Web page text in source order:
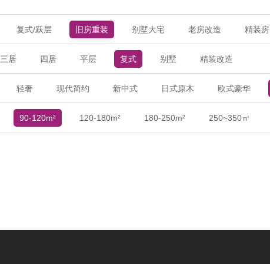
复式/跃层 旧房重装 别墅大宅 老房改造 精装房
三居 四居 平层 复式 别墅 精装改造
轻奢 现代简约 新中式 日式原木 欧式豪华
90-120m² 120-180m² 180-250m² 250~350㎡